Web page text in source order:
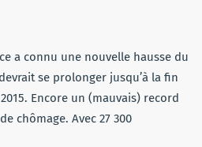
a connu une nouvelle hausse du
se prolonger jusqu’à la fin
Encore un (mauvais) record
chômage. Avec 27 300